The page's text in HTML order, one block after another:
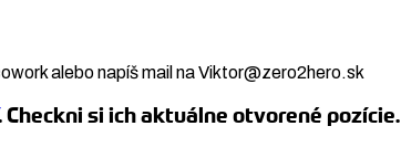
alebo napíš mail na Viktor@zero2hero.sk
Checkni si ich aktuálne otvorené pozície.